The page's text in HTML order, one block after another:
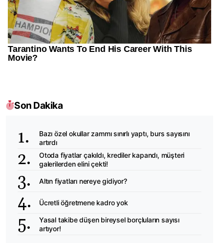
Son Dakika
Bazı özel okullar zammı sınırlı yaptı, burs sayısını
artırdı
Otoda fiyatlar çakıldı, krediler kapandı, müşteri
galerilerden elini çekti!
Altın fiyatları nereye gidiyor?
Ücretli öğretmene kadro yok
Yasal takibe düşen bireysel borçluların sayısı
artıyor!